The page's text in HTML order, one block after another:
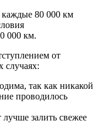
80 000 км
000 км.
от
случаях:
так как никакой
проводилось
залить свежее